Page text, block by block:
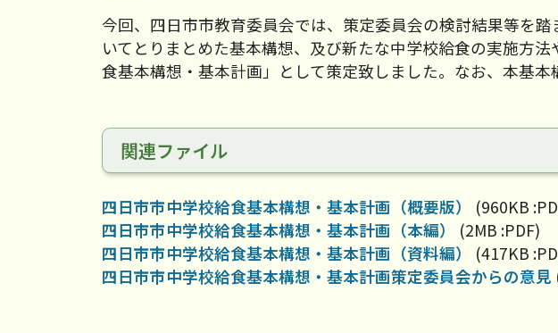
今回、四日市市教育委員会では、策定委員会の検討結果等を
いてとりまとめた基本構想、及び新たな中学校給食の実施方
食基本構想・基本計画」として策定致しました。なお、本基
関連ファイル
四日市市中学校給食基本構想・基本計画（概要版）
(960KB
四日市市中学校給食基本構想・基本計画（本編）
(2MB :PDF)
四日市市中学校給食基本構想・基本計画（資料編）
(417KB
四日市市中学校給食基本構想・基本計画策定委員会からの意見